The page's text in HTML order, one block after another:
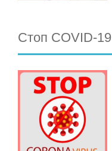
Стоп COVID-19